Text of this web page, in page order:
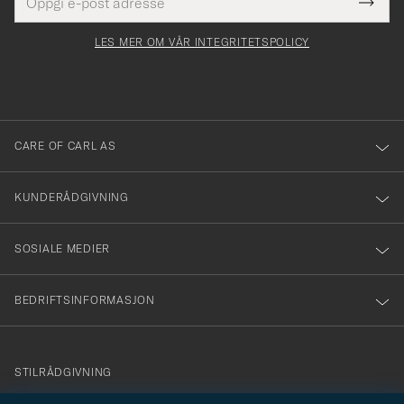
postadresse
felt
för
dig
till
vårt
nyhetsbrev!
LES MER OM VÅR INTEGRITETSPOLICY
CARE OF CARL AS
KUNDERÅDGIVNING
SOSIALE MEDIER
BEDRIFTSINFORMASJON
info@careofcarl.no
STILRÅDGIVNING